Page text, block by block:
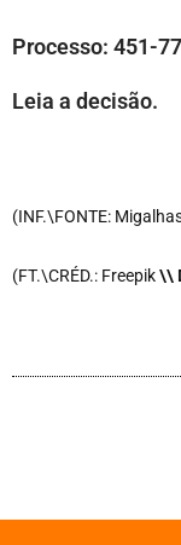
Processo: 451-
Leia a decisão.
(INF.\FONTE:
(FT.\CRÉD.: Freepik\\